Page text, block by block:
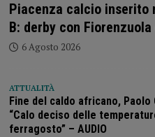
Piacenza calcio inserito
B: derby con
6 Agosto 2026
ATTUALITÀ
Fine del caldo africano, Paolo
“Calo deciso delle
ferragosto” – AUDIO